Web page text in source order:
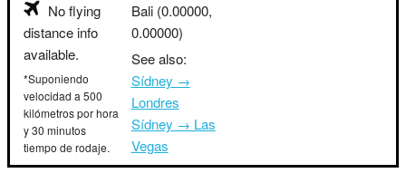
No flying
distance info
available.
*Suponiendo
velocidad a 500
kilómetros por hora
y 30 minutos
tiempo de rodaje.
Bali (0.00000,
0.00000)
See also:
Sídney →
Londres
Sídney → Las
Vegas